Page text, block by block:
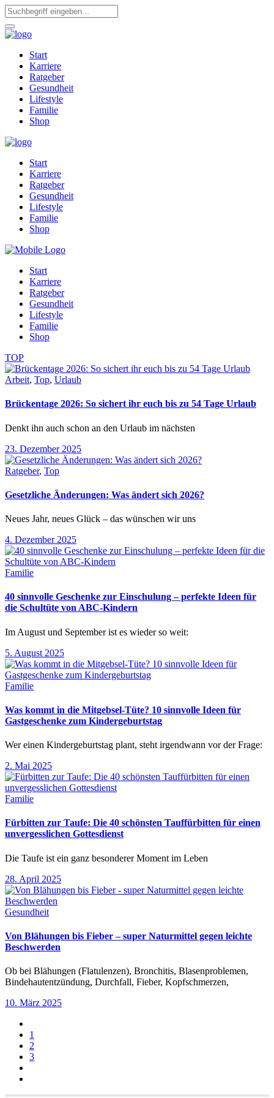
Start
Karriere
Ratgeber
Gesundheit
Lifestyle
Familie
Shop
Start
Karriere
Ratgeber
Gesundheit
Lifestyle
Familie
Shop
Start
Karriere
Ratgeber
Gesundheit
Lifestyle
Familie
Shop
TOP
Arbeit, Top, Urlaub
Brückentage 2026: So sichert ihr euch bis zu 54 Tage Urlaub
Denkt ihn auch schon an den Urlaub im nächsten
23. Dezember 2025
Ratgeber, Top
Gesetzliche Änderungen: Was ändert sich 2026?
Neues Jahr, neues Glück – das wünschen wir uns
4. Dezember 2025
Familie
40 sinnvolle Geschenke zur Einschulung – perfekte Ideen für
die Schultüte von ABC-Kindern
Im August und September ist es wieder so weit:
5. August 2025
Familie
Was kommt in die Mitgebsel-Tüte? 10 sinnvolle Ideen für
Gastgeschenke zum Kindergeburtstag
Wer einen Kindergeburtstag plant, steht irgendwann vor der Frage:
2. Mai 2025
Familie
Fürbitten zur Taufe: Die 40 schönsten Tauffürbitten für einen
unvergesslichen Gottesdienst
Die Taufe ist ein ganz besonderer Moment im Leben
28. April 2025
Gesundheit
Von Blähungen bis Fieber – super Naturmittel gegen leichte
Beschwerden
Ob bei Blähungen (Flatulenzen), Bronchitis, Blasenproblemen,
Bindehautentzündung, Durchfall, Fieber, Kopfschmerzen,
10. März 2025
1
2
3